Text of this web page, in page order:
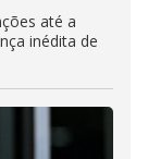
até a
inédita de